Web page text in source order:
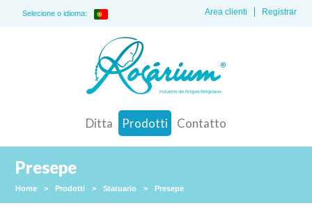
Selecione o idioma: Registrar
Area clienti
Ditta Prodotti Contatto
Presepe
Home > Prodotti > Statuario > Presepe